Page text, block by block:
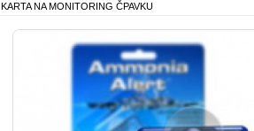
KARTA NA MONITORING ČPAVKU